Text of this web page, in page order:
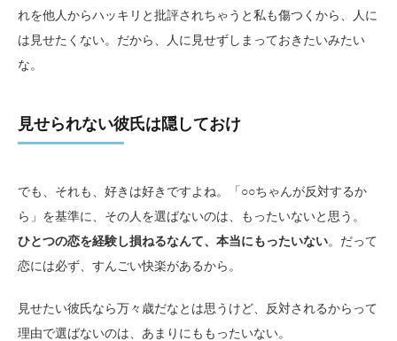
れを他人からハッキリと批評されちゃうと私も傷つくから、人に
は見せたくない。だから、人に見せずしまっておきたいみたい
な。
見せられない彼氏は隠しておけ
でも、それも、好きは好きですよね。「○○ちゃんが反対するか
ら」を基準に、その人を選ばないのは、もったいないと思う。
ひとつの恋を経験し損ねるなんて、本当にもったいない。だって
恋には必ず、すんごい快楽があるから。
見せたい彼氏なら万々歳だなとは思うけど、反対されるからって
理由で選ばないのは、あまりにももったいない。